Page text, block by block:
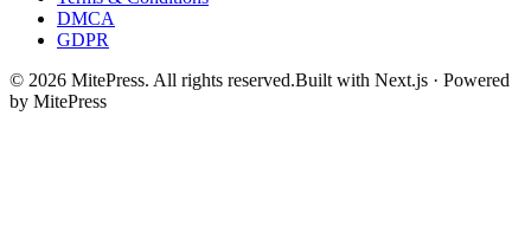
DMCA
GDPR
© 2026 MitePress. All rights reserved.Built with Next.js · Powered
by MitePress